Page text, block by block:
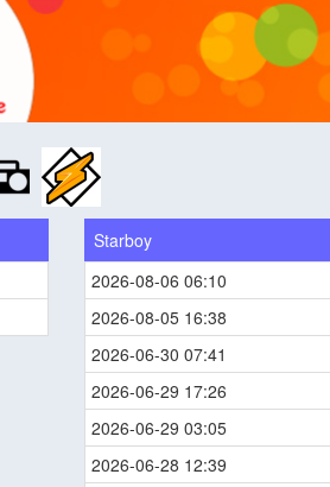
Starboy
2026-08-06 06:10
2026-08-05 16:38
2026-06-30 07:41
2026-06-29 17:26
2026-06-29 03:05
2026-06-28 12:39